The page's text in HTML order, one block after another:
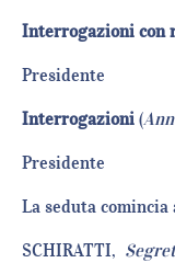
Interrogazioni con
Presidente
Interrogazioni (
Presidente
La seduta comincia
SCHIRATTI,